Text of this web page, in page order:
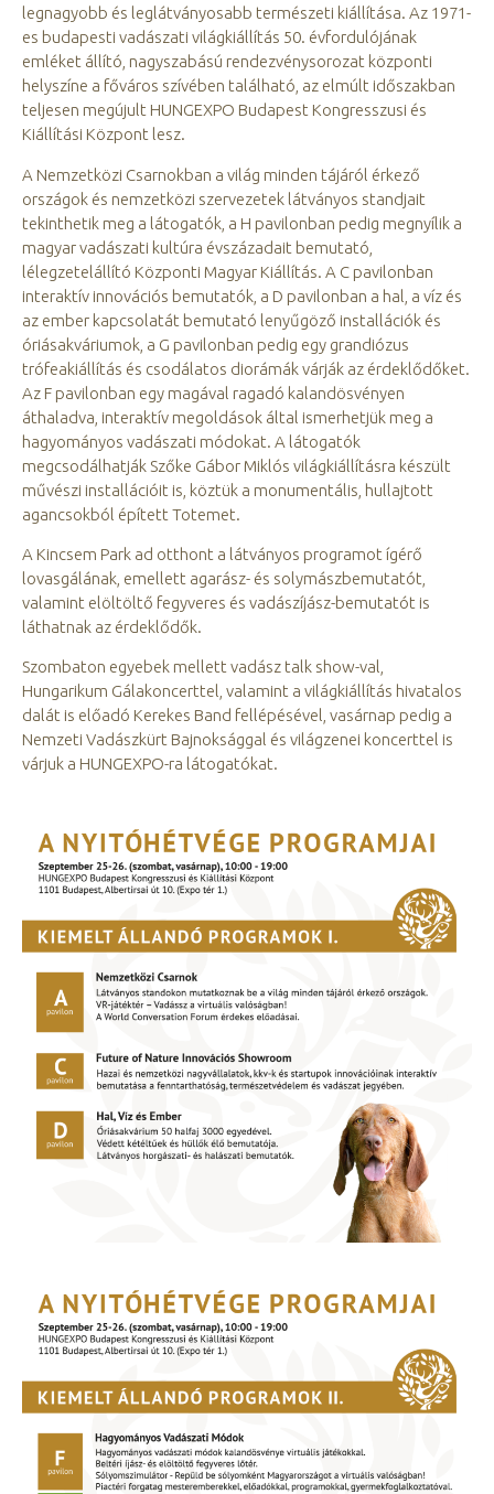
legnagyobb és leglátványosabb természeti kiállítása. Az 1971-
es budapesti vadászati világkiállítás 50. évfordulójának
emléket állító, nagyszabású rendezvénysorozat központi
helyszíne a főváros szívében található, az elmúlt időszakban
teljesen megújult HUNGEXPO Budapest Kongresszusi és
Kiállítási Központ lesz.
A Nemzetközi Csarnokban a világ minden tájáról érkező
országok és nemzetközi szervezetek látványos standjait
tekinthetik meg a látogatók, a H pavilonban pedig megnyílik a
magyar vadászati kultúra évszázadait bemutató,
lélegzetelállító Központi Magyar Kiállítás. A C pavilonban
interaktív innovációs bemutatók, a D pavilonban a hal, a víz és
az ember kapcsolatát bemutató lenyűgöző installációk és
óriásakváriumok, a G pavilonban pedig egy grandiózus
trófeakiállítás és csodálatos diorámák várják az érdeklődőket.
Az F pavilonban egy magával ragadó kalandösvényen
áthaladva, interaktív megoldások által ismerhetjük meg a
hagyományos vadászati módokat. A látogatók
megcsodálhatják Szőke Gábor Miklós világkiállításra készült
művészi installációit is, köztük a monumentális, hullajtott
agancsokból épített Totemet.
A Kincsem Park ad otthont a látványos programot ígérő
lovasgálának, emellett agarász- és solymászbemutatót,
valamint elöltöltő fegyveres és vadászíjász-bemutatót is
láthatnak az érdeklődők.
Szombaton egyebek mellett vadász talk show-val,
Hungarikum Gálakoncerttel, valamint a világkiállítás hivatalos
dalát is előadó Kerekes Band fellépésével, vasárnap pedig a
Nemzeti Vadászkürt Bajnoksággal és világzenei koncerttel is
várjuk a HUNGEXPO-ra látogatókat.